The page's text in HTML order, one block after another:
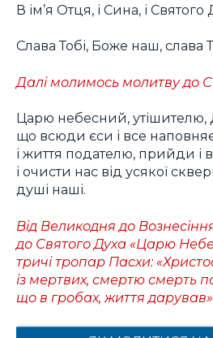
В ім’я Отця, і Сина, і Святого
Слава Тобі, Боже наш, слава
Далі молимось молитву до
Царю небесний, утішителю,
що всюди єси і все
і життя подателю, прийди і
і очисти нас від усякої
душі наші.
Від Великодня до
до Святого Духа «Царю
тричі тропар Пасхи:
із мертвих, смертю смерть
що в гробах, життя